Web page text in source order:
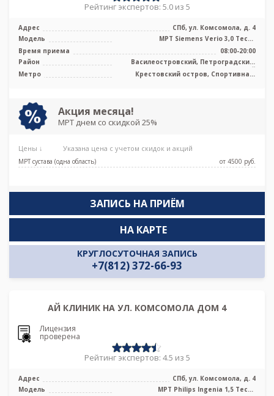
Рейтинг экспертов: 5.0 из 5
Адрес
СПб, ул. Комсомола, д. 4
Модель
МРТ Siemens Verio 3,0 Тесла
Время приема
08:00-20:00
Район
Василеостровский, Петроградский,
Приморский
Метро
Крестовский остров, Спортивная,
Акция месяца!
МРТ днем со скидкой 25%
Цены ↓ Указана цена с учетом скидок и акций
МРТ сустава (одна область) от 4500 pуб.
ЗАПИСЬ НА ПРИЁМ
КРУГЛОСУТОЧНАЯ ЗАПИСЬ
+7(812) 372-66-93
НА КАРТЕ
АЙ КЛИНИК НА УЛ. КОМСОМОЛА ДОМ 4
Лицензия
проверена
Рейтинг экспертов: 4.5 из 5
Адрес
СПб, ул. Комсомола, д. 4
Модель
МРТ Philips Ingenia 1,5 Тесла